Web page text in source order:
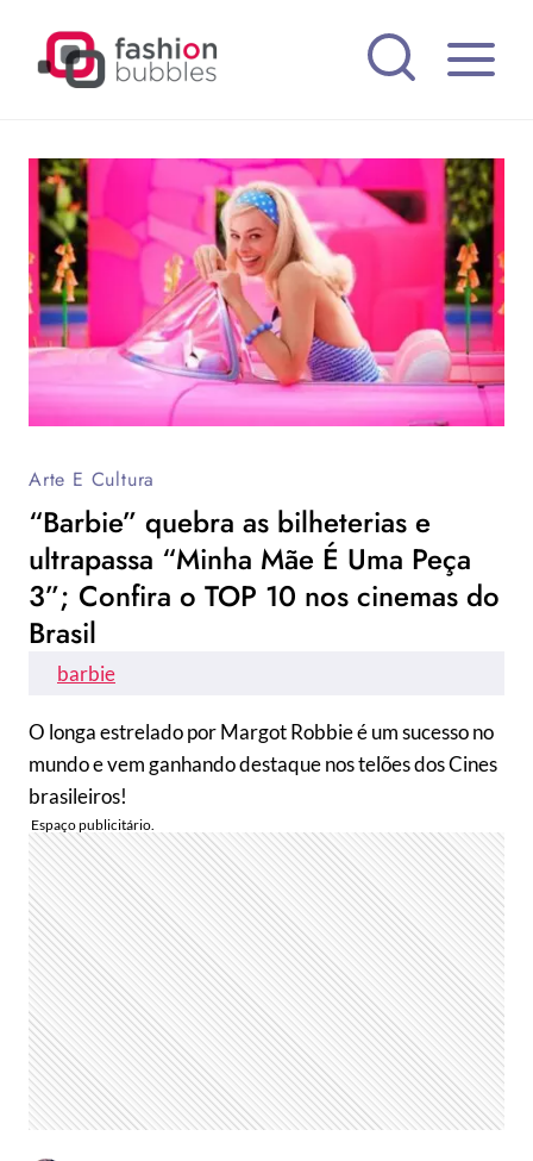
Arte E Cultura
“Barbie” quebra as bilheterias e
ultrapassa “Minha Mãe É Uma Peça
3”; Confira o TOP 10 nos cinemas do
Brasil
barbie
O longa estrelado por Margot Robbie é um sucesso no
mundo e vem ganhando destaque nos telões dos Cines
brasileiros!